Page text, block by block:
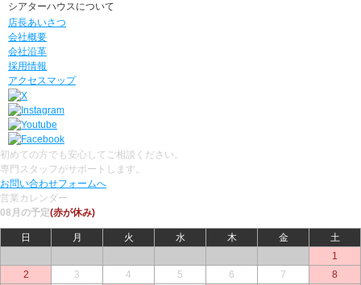
シアターハウスについて
店長あいさつ
会社概要
会社沿革
採用情報
アクセスマップ
初めての方でも安心してご相談ください。
専門スタッフがサポートします。
お問い合わせフォームへ
営業カレンダー
08月の予定(赤が休み)
日 月 火 水 木 金
土
1
2
3 4 5 6 7
8